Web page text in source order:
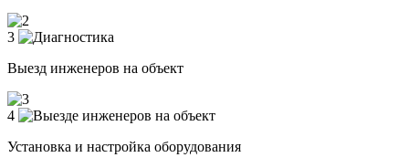
3
Выезд инженеров на объект
4
Установка и настройка оборудования